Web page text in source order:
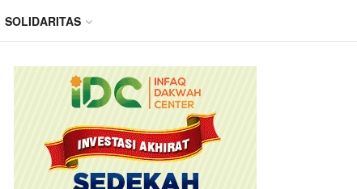
SOLIDARITAS